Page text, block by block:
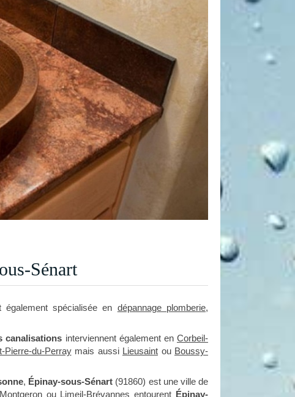
Sénart
également spécialisée en dépannage plomberie,
canalisations interviennent également enCorbeil-
Pierre-du-Perraymais aussi Lieusaint ou Boussy-
, Épinay-sous-Sénart (91860) est une ville de
ou Limeil-Brévannes entourent Épinay-